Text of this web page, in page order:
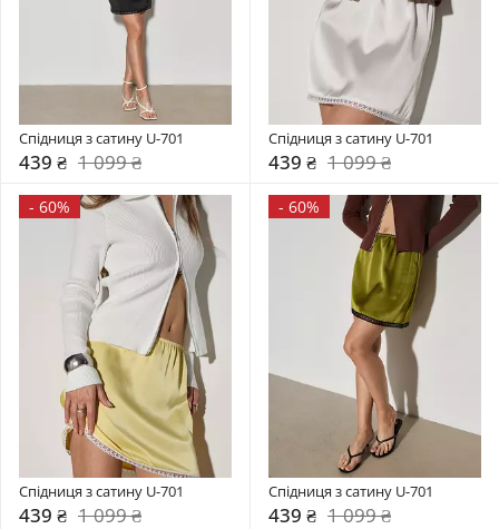
Спідниця з сатину U-701
439 ₴ 1 099 ₴
Спідниця з сатину U-701
439 ₴ 1 099 ₴
- 60%
Спідниця з сатину U-701
439 ₴ 1 099 ₴
- 60%
Спідниця з сатину U-701
439 ₴ 1 099 ₴